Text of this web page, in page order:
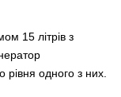
15 літрів з
рівня одного з них.